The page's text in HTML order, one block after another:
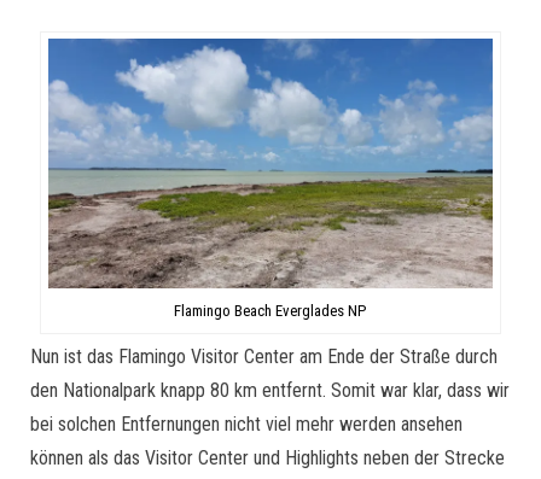
Flamingo Beach Everglades NP
Nun ist das Flamingo Visitor Center am Ende der Straße durch
den Nationalpark knapp 80 km entfernt. Somit war klar, dass wir
bei solchen Entfernungen nicht viel mehr werden ansehen
können als das Visitor Center und Highlights neben der Strecke